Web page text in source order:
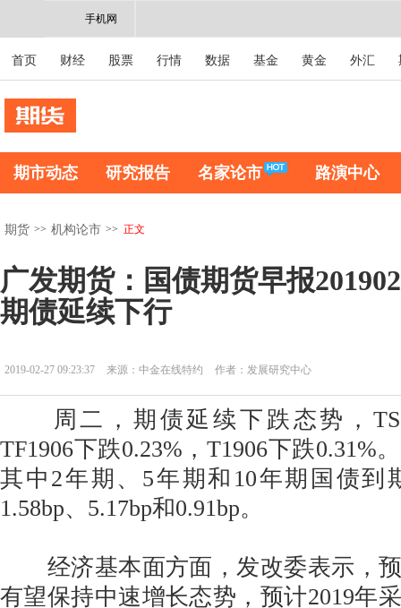
手机网
首页 财经 股票 行情 数据 基金 黄金 外汇
期市动态 研究报告 名家论市 路演中心
期货 >> 机构论市 >> 正文
广发期货：国债期货早报
期债延续下行
2019-02-27 09:23:37 来源：中金在线特约 作者：发展研究中心
周二，期债延续下跌态势，
TF1906下跌0.23%，T1906下跌0.31%
其中2年期、5年期和10年期国债到
1.58bp、5.17bp和0.91bp。
经济基本面方面，发改委表示，预
有望保持中速增长态势，预计2019年